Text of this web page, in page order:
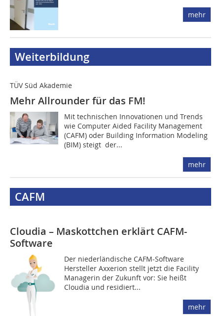
mehr
Weiterbildung
TÜV Süd Akademie
Mehr Allrounder für das FM!
Mit technischen Innovationen und Trends
wie Computer Aided Facility Management
(CAFM) oder Building Information Modeling
(BIM) steigt ­ der...
mehr
CAFM
Cloudia – Maskottchen erklärt CAFM-
Software
Der niederländische CAFM-Software
Hersteller Axxerion stellt jetzt die Facility
Managerin der Zukunft vor: Sie heißt
Cloudia und residiert...
mehr